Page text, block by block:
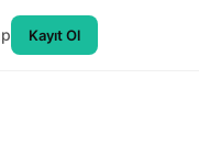
Kayıt Ol